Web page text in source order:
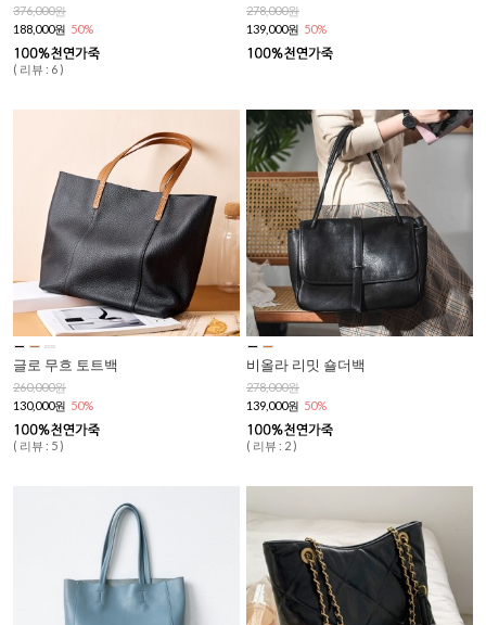
376,000원
188,000원 50%
( 리뷰 : 6 )
278,000원
139,000원 50%
글로 무흐 토트백
260,000원
130,000원 50%
( 리뷰 : 5 )
비올라 리밋 숄더백
278,000원
139,000원 50%
( 리뷰 : 2 )